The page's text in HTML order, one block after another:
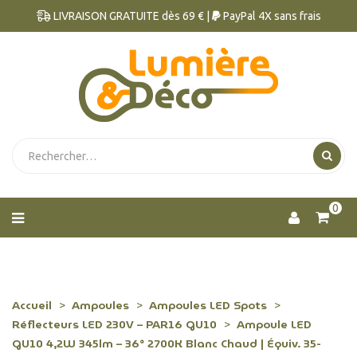
LIVRAISON GRATUITE dès 69 € | PayPal 4X sans frais
0
Accueil Ampoules
Ampoules LED Spots
Réflecteurs LED 230V – PAR16 GU10
Ampoule LED
GU10 4,2W 345lm – 36° 2700K Blanc Chaud | Équiv. 35-